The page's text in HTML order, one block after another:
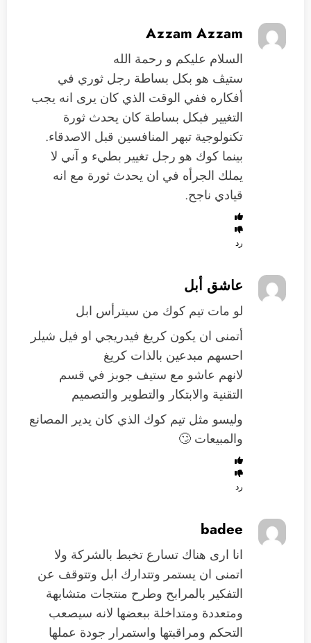
Azzam Azzam
السلام عليكم و رحمة الله
ستيڤ هو بكل بساطة رجل ثوري في
أفكاره ففي الوقت الذي كان يرى انه يجب
التغيير فبكل بساطة كان يحدث ثورة
تكنولوجية تبهر المنافسين قبل الاصدقاء.
بينما كوك هو رجل تغيير بطيء و آني لا
يملك الجرأه في ان يحدث ثورة مع انه
قيادي ناجح.
رد
عاشق أبل
لو مات تيم كوك من سيترأس ابل
أتمنى ان يكون كريغ فيدريجي او فيل شيلر
احسهم مبدعين بالذات كريغ
لانهم عاشو مع ستيف جوبز في قسم
التقنية والابتكار والتطوير والتصميم
وليسو مثل تيم كوك الذي كان يدير المصانع
والمبيعات 🙄
رد
badee
انا ارى هناك تسارع تخبط بالشركة ولا
اتمنى ان يستمر وتتدارك ابل وتتوقف عن
التفكير بالمرابح وطرح منتجات متشابهة
ومتعددة ومتداخلة ببعضها لانه سيصعب
التحكم ومراقبتها واستمرار جودة عملها